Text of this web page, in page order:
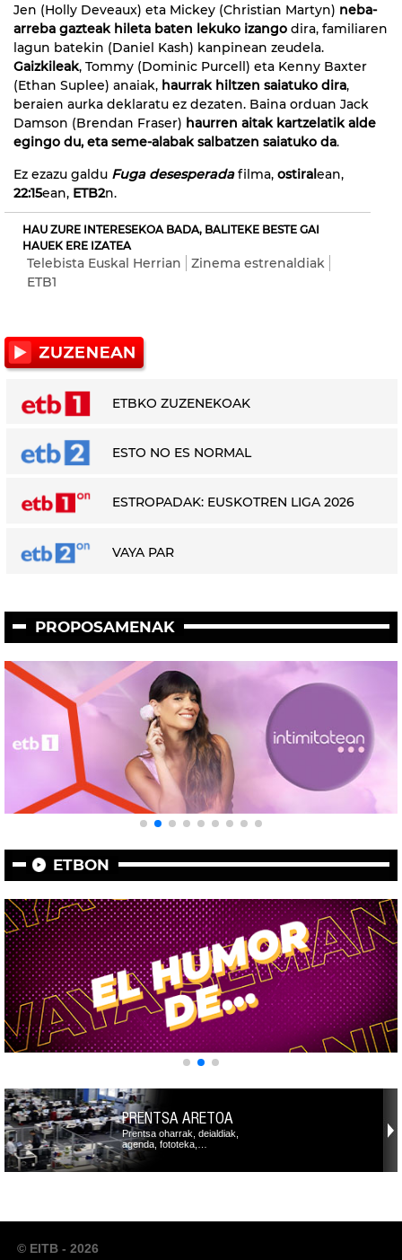
Jen (Holly Deveaux) eta Mickey (Christian Martyn) neba-
arreba gazteak hileta baten lekuko izango dira, familiaren
lagun batekin (Daniel Kash) kanpinean zeudela.
Gaizkileak, Tommy (Dominic Purcell) eta Kenny Baxter
(Ethan Suplee) anaiak, haurrak hiltzen saiatuko dira,
beraien aurka deklaratu ez dezaten. Baina orduan Jack
Damson (Brendan Fraser) haurren aitak kartzelatik alde
egingo du, eta seme-alabak salbatzen saiatuko da.
Ez ezazu galdu Fuga desesperadafilma, ostiralean,
22:15ean, ETB2n.
HAU ZURE INTERESEKOA BADA, BALITEKE BESTE GAI
HAUEK ERE IZATEA
Telebista Euskal Herrian
Zinema estrenaldiak
ETB1
ETBKO ZUZENEKOAK
ESTO NO ES NORMAL
ESTROPADAK: EUSKOTREN LIGA 2026
VAYA PAR
PROPOSAMENAK
ETBON
PRENTSA ARETOA
Prentsa oharrak, deialdiak,
agenda, fototeka,…
© EITB - 2026